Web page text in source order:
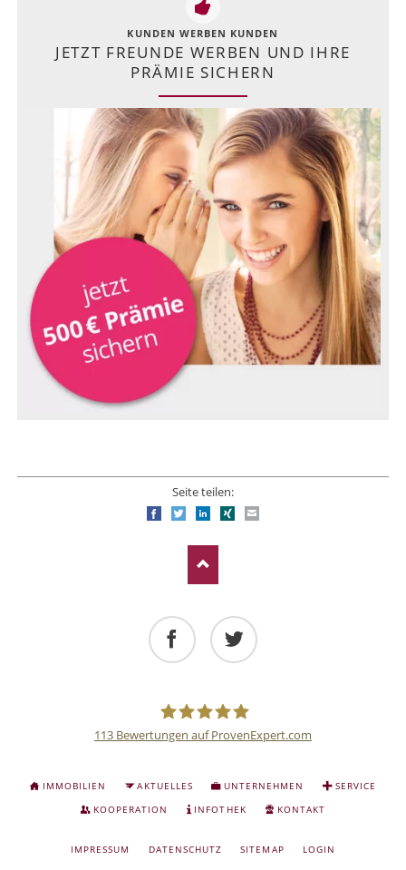
KUNDEN WERBEN KUNDEN
JETZT FREUNDE WERBEN UND IHRE
PRÄMIE SICHERN
Seite teilen:
FacebookTwitterLinkedIn
Xing
Anlage
und
113 Bewertungen auf ProvenExpert.com
NAVIGATION
ÜBERSPRINGEN
IMMOBILIEN AKTUELLES UNTERNEHMEN
SERVICE
KOOPERATION
INFOTHEK KONTAKT
IMPRESSUM DATENSCHUTZ SITEMAP LOGIN